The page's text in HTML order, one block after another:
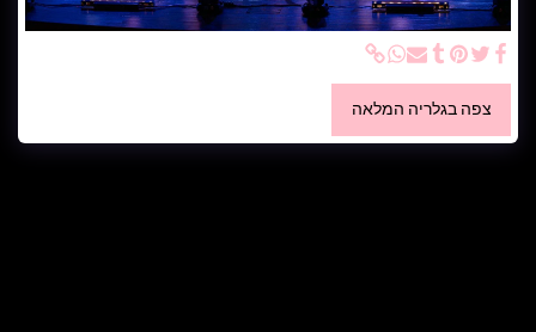
צפה בגלריה המלאה